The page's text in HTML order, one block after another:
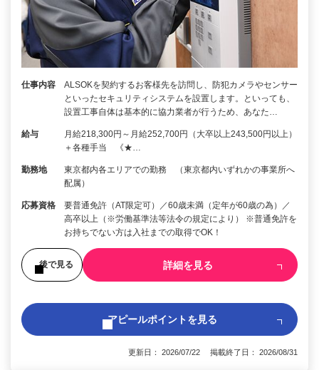
仕事内容
ALSOKを契約するお客様先を訪問し、防犯カメラやセンサー
といったセキュリティシステムを設置します。といっても、
設置工事自体は基本的に協力業者が行うため、あなた…
給与
月給218,300円～月給252,700円（大卒以上243,500円以上）
＋各種手当 《★…
勤務地
東京都内各エリアでの勤務 （東京都内いずれかの事業所へ
配属）
応募資格
要普通免許（AT限定可）／60歳未満（定年が60歳の為）／
高卒以上（※労働基準法等法令の規定により） ※普通免許を
お持ちでない方は入社までの取得でOK！
後で見る 詳細を見る
アピールポイントを見る
更新日： 2026/07/22 掲載終了日： 2026/08/31